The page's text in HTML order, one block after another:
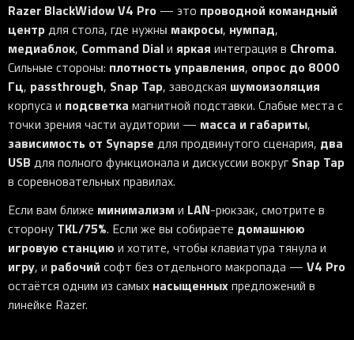
Razer BlackWidow V4 Pro — это проводной командный
центрдля стола, где нужны макросы, нумпад,
медиаблок, Command Dialи яркая интеграция в Chroma.
Сильные стороны: плотность управления, опрос до 8000
Гц, passthrough, Snap Tap, заводская шумоизоляция
корпуса и подсветка магнитной подставки. Слабые места с
точки зрения части аудитории — масса и габариты,
зависимость от Synapse для продвинутого сценария, два
USB для полного функционала и дискуссии вокруг Snap Tap
в соревновательных правилах.
Если вам ближе минимализм и LAN-рюкзак, смотрите в
сторону TKL/75%. Если же вы собираете домашнюю
игровую станцию и хотите, чтобы клавиатура тянула и
игру, и рабочийсофт без отдельного макропада — V4 Pro
остаётся одним из самых насыщенныхпредложений в
линейке Razer.